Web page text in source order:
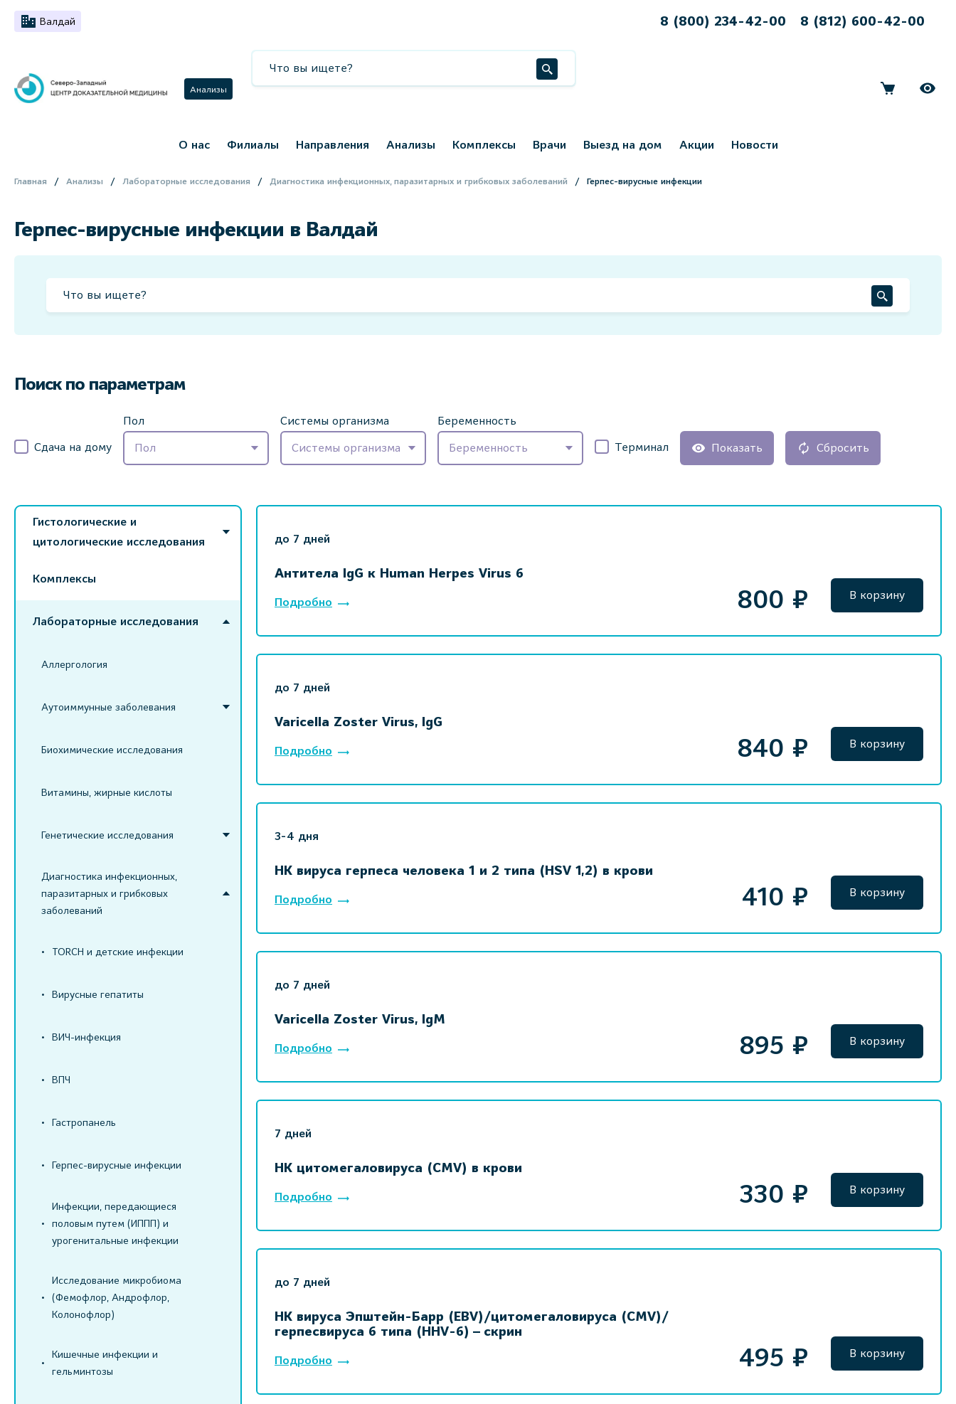
Валдай 8 (800) 234-42-00 8 (812) 600-42-00
Анализы
О нас Филиалы Направления Анализы Комплексы Врачи Выезд на дом Акции Новости
Главная Анализы Лабораторные исследования Диагностика инфекционных, паразитарных и грибковых заболеваний Герпес-вирусные инфекции
Герпес-вирусные инфекции в Валдай
Поиск по параметрам
Сдача на дому
Пол
Пол
Системы организма
Системы организма
Беременность
Беременность
Терминал Показать Сбросить
Гистологические и
цитологические исследования
Комплексы
Лабораторные исследования
Аллергология
Аутоиммунные заболевания
Биохимические исследования
Витамины, жирные кислоты
Генетические исследования
Диагностика инфекционных,
паразитарных и грибковых
заболеваний
TORCH и детские инфекции
Вирусные гепатиты
ВИЧ-инфекция
ВПЧ
Гастропанель
Герпес-вирусные инфекции
Инфекции, передающиеся
половым путем (ИППП) и
урогенитальные инфекции
Исследование микробиома
(Фемофлор, Андрофлор,
Колонофлор)
Кишечные инфекции и
гельминтозы
до 7 дней
Антитела IgG к Human Herpes Virus 6
Подробно 800 ₽ В корзину
до 7 дней
Varicella Zoster Virus, IgG
Подробно 840 ₽ В корзину
3-4 дня
НК вируса герпеса человека 1 и 2 типа (HSV 1,2) в крови
Подробно 410 ₽ В корзину
до 7 дней
Varicella Zoster Virus, IgM
Подробно 895 ₽ В корзину
7 дней
НК цитомегаловируса (CMV) в крови
Подробно 330 ₽ В корзину
до 7 дней
НК вируса Эпштейн-Барр (EBV)/цитомегаловируса (CMV)/
герпесвируса 6 типа (HHV-6) – скрин
Подробно 495 ₽ В корзину